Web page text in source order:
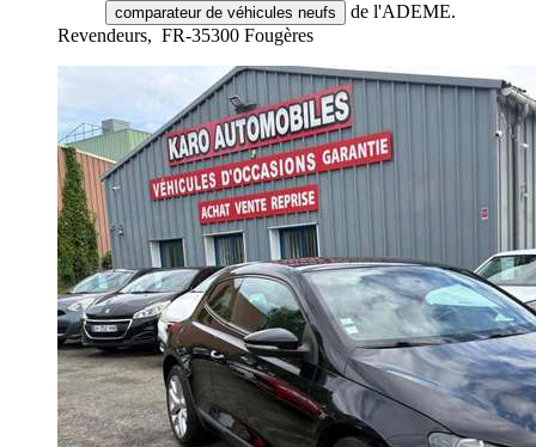
comparateur de véhicules neufs
de l'ADEME.
Revendeurs, FR-35300 Fougères